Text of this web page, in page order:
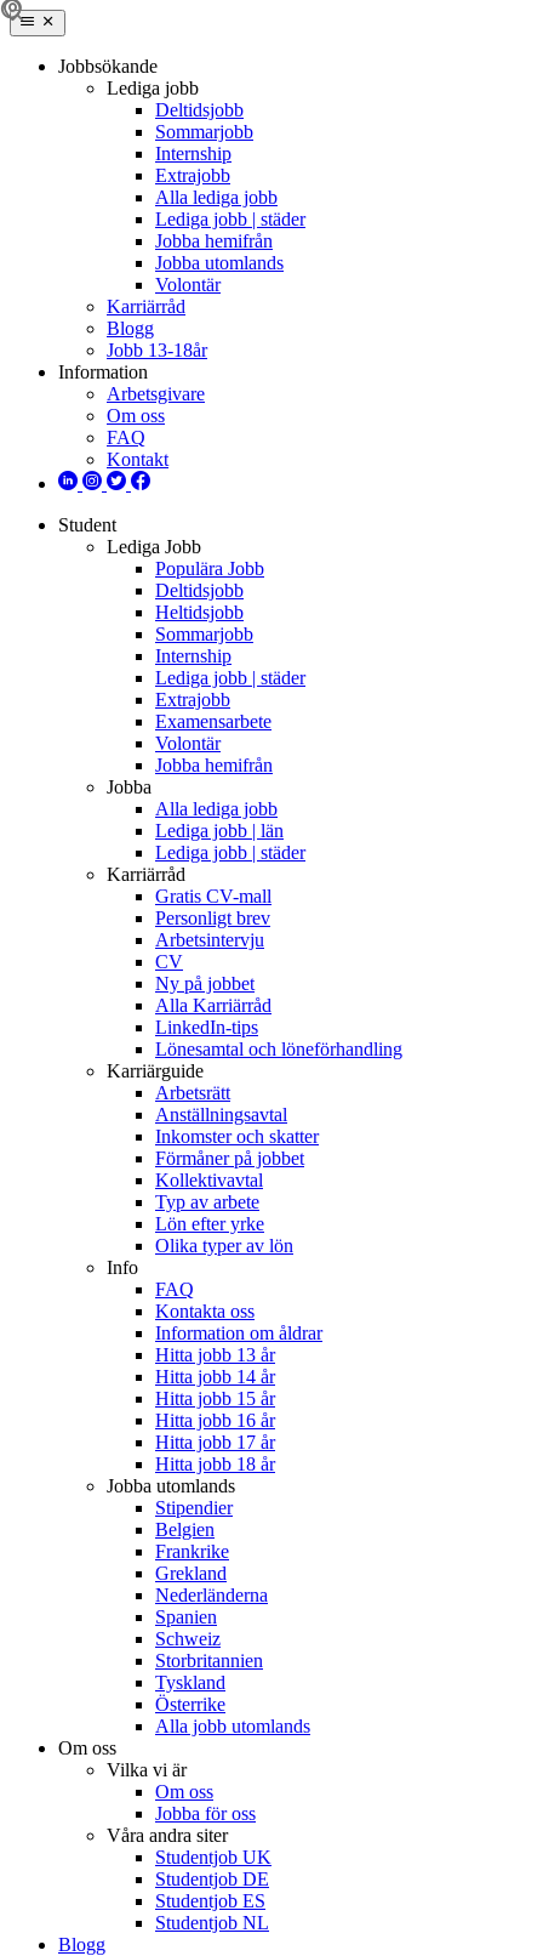
Jobbsökande
Lediga jobb
Deltidsjobb
Sommarjobb
Internship
Extrajobb
Alla lediga jobb
Lediga jobb | städer
Jobba hemifrån
Jobba utomlands
Volontär
Karriärråd
Blogg
Jobb 13-18år
Information
Arbetsgivare
Om oss
FAQ
Kontakt
Student
Lediga Jobb
Populära Jobb
Deltidsjobb
Heltidsjobb
Sommarjobb
Internship
Lediga jobb | städer
Extrajobb
Examensarbete
Volontär
Jobba hemifrån
Jobba
Alla lediga jobb
Lediga jobb | län
Lediga jobb | städer
Karriärråd
Gratis CV-mall
Personligt brev
Arbetsintervju
CV
Ny på jobbet
Alla Karriärråd
LinkedIn-tips
Lönesamtal och löneförhandling
Karriärguide
Arbetsrätt
Anställningsavtal
Inkomster och skatter
Förmåner på jobbet
Kollektivavtal
Typ av arbete
Lön efter yrke
Olika typer av lön
Info
FAQ
Kontakta oss
Information om åldrar
Hitta jobb 13 år
Hitta jobb 14 år
Hitta jobb 15 år
Hitta jobb 16 år
Hitta jobb 17 år
Hitta jobb 18 år
Jobba utomlands
Stipendier
Belgien
Frankrike
Grekland
Nederländerna
Spanien
Schweiz
Storbritannien
Tyskland
Österrike
Alla jobb utomlands
Om oss
Vilka vi är
Om oss
Jobba för oss
Våra andra siter
Studentjob UK
Studentjob DE
Studentjob ES
Studentjob NL
Blogg